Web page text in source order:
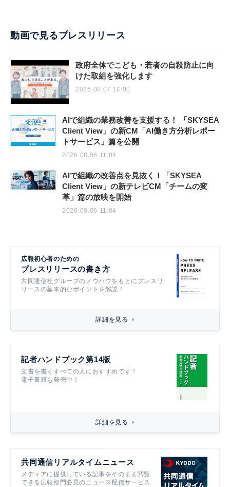
動画で見るプレスリリース
政府全体でこども・若者の自殺防止に向
けた取組を強化します
2026.08.07 14:00
AIで組織の業務改善を支援する！ 「SKYSEA
Client View」の新CM「AI働き方分析レポー
トサービス」篇を公開
2026.08.06 11:04
AIで組織の改善点を見抜く！「SKYSEA
Client View」の新テレビCM「チームの変
革」篇の放映を開始
2026.08.06 11:04
広報初心者のための
プレスリリースの書き方
共同通信社グループのノウハウをもとにプレスリ
リースの基本的なポイントを解説！
詳細を見る
記者ハンドブック第14版
文書を書くすべての人におすすめです！
電子書籍も発売中！
詳細を見る
共同通信リアルタイムニュース
メディアに提供している記事をそのまま閲覧
できる広報部門必見のニュース配信サービス